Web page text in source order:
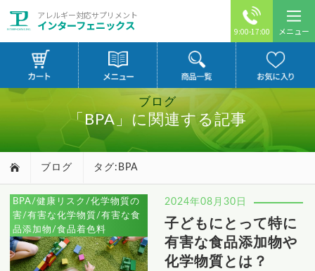
アレルギー対応サプリメント
インターフェニックス 9:00-17:00 メニュー
ブログ
「BPA」に関連する記事
ブログ タグ:BPA
BPA/健康リスク/化学物質の
害/有害な化学物質/有害な食
品添加物/食品着色料
2024年08月30日
子どもにとって特に
有害な食品添加物や
化学物質とは？